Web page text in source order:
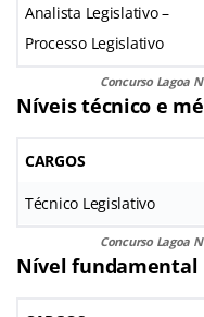
Analista Legislativo –
Processo Legislativo
Concurso Lagoa
Níveis técnico e
CARGOS
Técnico Legislativo
Concurso Lagoa
Nível fundamental